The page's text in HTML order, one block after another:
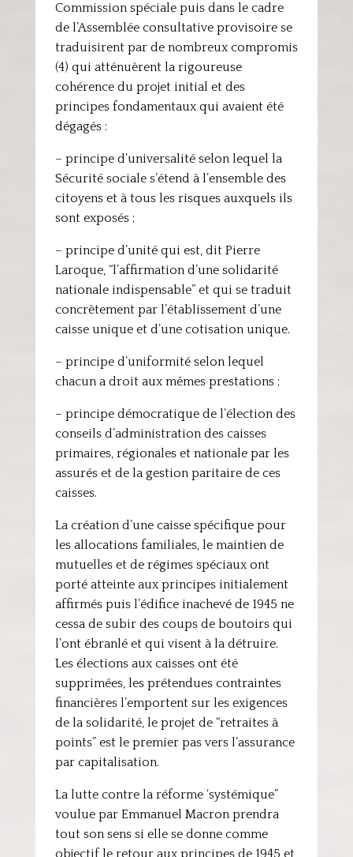
Commission spéciale puis dans le cadre
de l’Assemblée consultative provisoire se
traduisirent par de nombreux compromis
(4) qui atténuèrent la rigoureuse
cohérence du projet initial et des
principes fondamentaux qui avaient été
dégagés :
– principe d’universalité selon lequel la
Sécurité sociale s’étend à l’ensemble des
citoyens et à tous les risques auxquels ils
sont exposés ;
– principe d’unité qui est, dit Pierre
Laroque, “l’affirmation d’une solidarité
nationale indispensable” et qui se traduit
concrètement par l’établissement d’une
caisse unique et d’une cotisation unique.
– principe d’uniformité selon lequel
chacun a droit aux mêmes prestations ;
– principe démocratique de l’élection des
conseils d’administration des caisses
primaires, régionales et nationale par les
assurés et de la gestion paritaire de ces
caisses.
La création d’une caisse spécifique pour
les allocations familiales, le maintien de
mutuelles et de régimes spéciaux ont
porté atteinte aux principes initialement
affirmés puis l’édifice inachevé de 1945 ne
cessa de subir des coups de boutoirs qui
l’ont ébranlé et qui visent à la détruire.
Les élections aux caisses ont été
supprimées, les prétendues contraintes
financières l’emportent sur les exigences
de la solidarité, le projet de “retraites à
points” est le premier pas vers l’assurance
par capitalisation.
La lutte contre la réforme ‘systémique”
voulue par Emmanuel Macron prendra
tout son sens si elle se donne comme
objectif le retour aux principes de 1945 et,